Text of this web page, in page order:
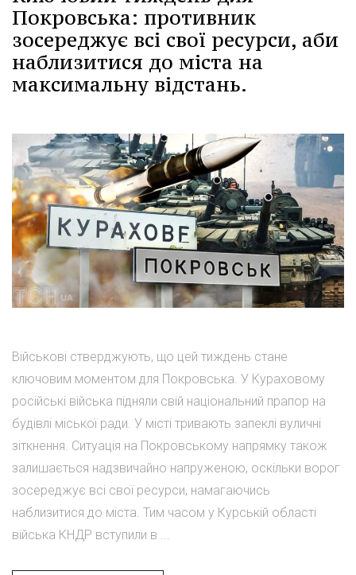
Покровська: противник
зосереджує всі свої ресурси, аби
наблизитися до міста на
максимальну відстань.
Військові стверджують, що цей тиждень стане
ключовим моментом для Покровська. У Кураховому
російські війська підняли свій національний прапор на
будівлі міської ради. У місті тривають запеклі вуличні
зіткнення. Ситуація на Покровському напрямку також
залишається надзвичайно напруженою, оскільки ворог
зосереджує всі свої ресурси, намагаючись
наблизитися до міста. Тим часом у Курській області
війська КНДР вступили в ...